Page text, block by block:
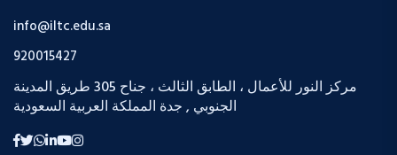
info@iltc.edu.sa
920015427
مركز النور للأعمال ، الطابق الثالث ، جناح 305 طريق المدينة
الجنوبي , جدة المملكة العربية السعودية